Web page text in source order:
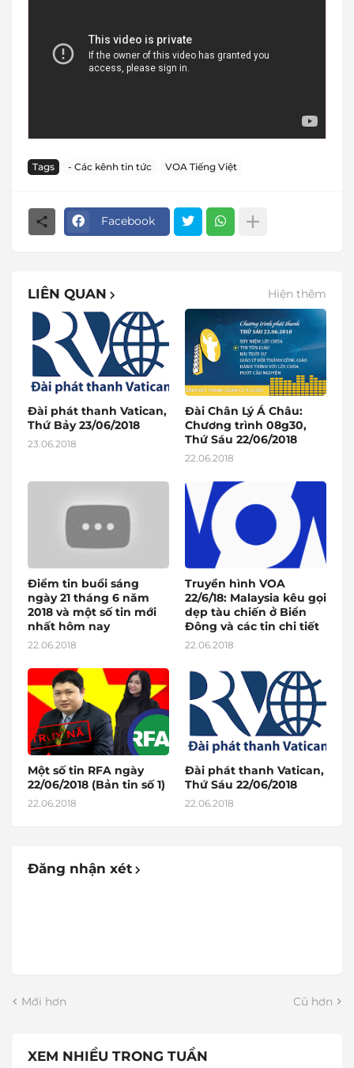
Tags - Các kênh tin tức VOA Tiếng Việt
Facebook
LIÊN QUAN Hiện thêm
Đài phát thanh Vatican,
Thứ Bảy 23/06/2018
23.06.2018
Đài Chân Lý Á Châu:
Chương trình 08g30,
Thứ Sáu 22/06/2018
22.06.2018
Điểm tin buổi sáng
ngày 21 tháng 6 năm
2018 và một số tin mới
nhất hôm nay
22.06.2018
Truyền hình VOA
22/6/18: Malaysia kêu gọi
dẹp tàu chiến ở Biển
Đông và các tin chi tiết
22.06.2018
Một số tin RFA ngày
22/06/2018 (Bản tin số 1)
22.06.2018
Đài phát thanh Vatican,
Thứ Sáu 22/06/2018
22.06.2018
Đăng nhận xét
Mới hơn Cũ hơn
XEM NHIỀU TRONG TUẦN